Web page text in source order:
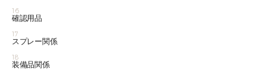
16
確認用品
17
スプレー関係
18
装備品関係